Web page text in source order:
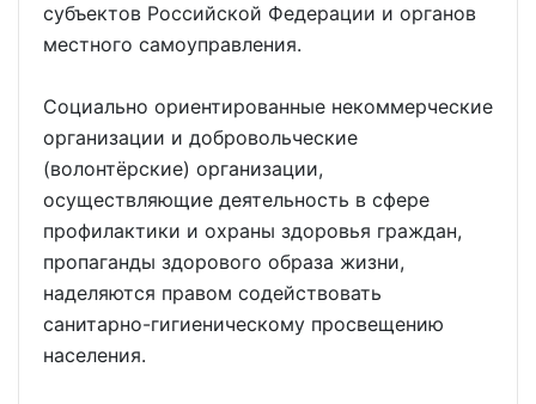
субъектов Российской Федерации и органов
местного самоуправления.
Социально ориентированные некоммерческие
организации и добровольческие
(волонтёрские) организации,
осуществляющие деятельность в сфере
профилактики и охраны здоровья граждан,
пропаганды здорового образа жизни,
наделяются правом содействовать
санитарно-гигиеническому просвещению
населения.